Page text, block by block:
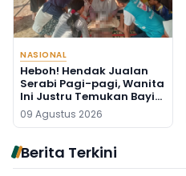
NASIONAL
Heboh! Hendak Jualan
Serabi Pagi-pagi, Wanita
Ini Justru Temukan Bayi
Baru Lahir di Pos Kamling
09 Agustus 2026
Berita Terkini